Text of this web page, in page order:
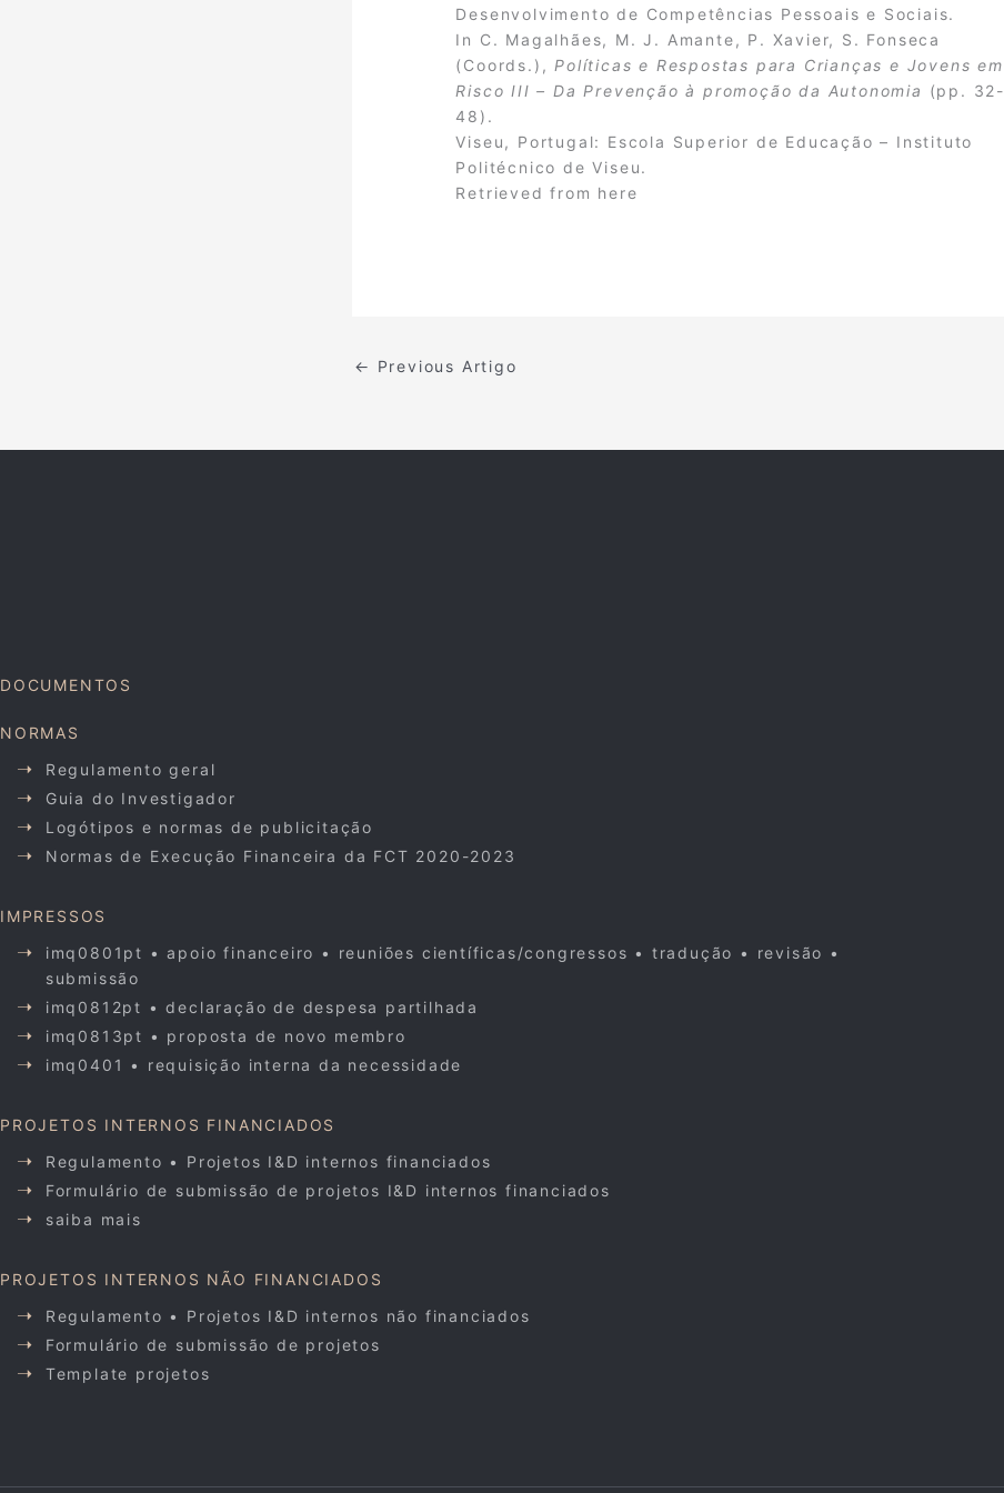
Desenvolvimento de Competências Pessoais e Sociais.
In C. Magalhães, M. J. Amante, P. Xavier, S. Fonseca
(Coords.), Políticas e Respostas para Crianças e Jovens em
Risco III – Da Prevenção à promoção da Autonomia (pp. 32-
48).
Viseu, Portugal: Escola Superior de Educação – Instituto
Politécnico de Viseu.
Retrieved from here
← Previous Artigo
DOCUMENTOS
NORMAS
Regulamento geral
Guia do Investigador
Logótipos e normas de publicitação
Normas de Execução Financeira da FCT 2020-2023
IMPRESSOS
imq0801pt • apoio financeiro • reuniões científicas/congressos • tradução • revisão •
submissão
imq0812pt • declaração de despesa partilhada
imq0813pt • proposta de novo membro
imq0401 • requisição interna da necessidade
PROJETOS INTERNOS FINANCIADOS
Regulamento • Projetos I&D internos financiados
Formulário de submissão de projetos I&D internos financiados
saiba mais
PROJETOS INTERNOS NÃO FINANCIADOS
Regulamento • Projetos I&D internos não financiados
Formulário de submissão de projetos
Template projetos